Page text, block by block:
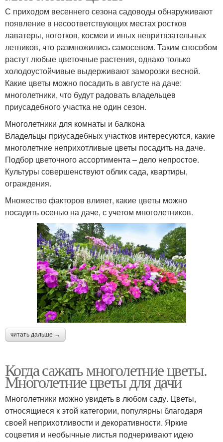
С приходом весеннего сезона садоводы обнаруживают
появление в несоответствующих местах ростков
лаватеры, ноготков, космеи и иных непритязательных
летников, что размножились самосевом. Таким способом
растут любые цветочные растения, однако только
холодоустойчивые выдерживают заморозки весной.
Какие цветы можно посадить в августе на даче:
многолетники, что будут радовать владельцев
приусадебного участка не один сезон.
Многолетники для комнаты и балкона
Владельцы приусадебных участков интересуются, какие
многолетние неприхотливые цветы посадить на даче.
Подбор цветочного ассортимента – дело непростое.
Культуры совершенствуют облик сада, квартиры,
ограждения.
Множество факторов влияет, какие цветы можно
посадить осенью на даче, с учетом многолетников.
читать дальше →
Когда сажать многолетние цветы.
Многолетние цветы для дачи
Многолетники можно увидеть в любом саду. Цветы,
относящиеся к этой категории, популярны благодаря
своей неприхотливости и декоративности. Яркие
соцветия и необычные листья подчеркивают идею